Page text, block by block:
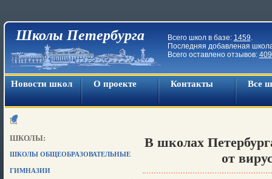
Школы Петербурга Всего школ в базе: 1459.
Последняя добавленая
Всего оставлено отзывов:
Новости школ О проекте Контакты Все
ШКОЛЫ:
ШКОЛЫ ОБЩЕОБРАЗОВАТЕЛЬНЫЕ
ГИМНАЗИИ
В школах
от